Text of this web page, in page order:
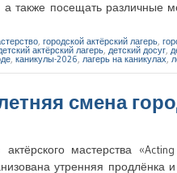
а также посещать
городской актёрский лагерь
актёрский лагерь, детский досуг
каникулы-2026 лагерь на каникулах ,
смена
мастерства
утренняя продлёнка